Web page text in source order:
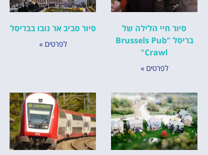
סיור חיי הלילה של
בריסל "Brussels Pub
Crawl"
לפרטים »
סיור סביב אר נובו בבריסל
לפרטים »